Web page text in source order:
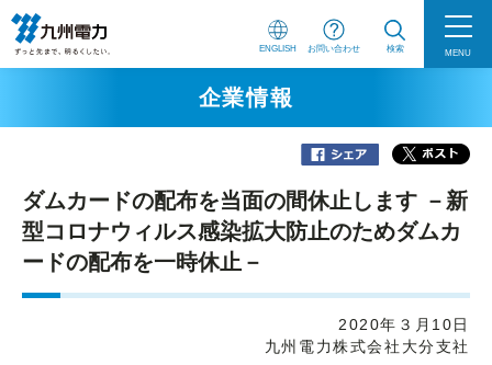
ENGLISH お問い合わせ 検索 MENU
企業情報
ダムカードの配布を当面の間休止します －新
型コロナウィルス感染拡大防止のためダムカ
ードの配布を一時休止－
2020年３月10日
九州電力株式会社大分支社